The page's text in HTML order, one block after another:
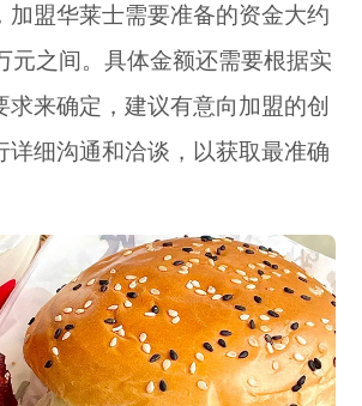
盟华莱士需要准备的资金大约
元之间。具体金额还需要根据实
求来确定，建议有意向加盟的创
详细沟通和洽谈，以获取最准确